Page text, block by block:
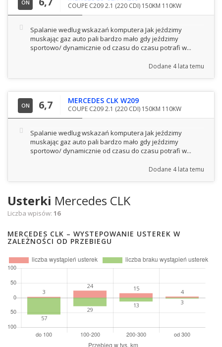
ON COUPE C209 2.1 (220 CDI) 150KM 110KW
Spalanie wedlug wskazań komputera Jak jeździmy
muskając gaz auto pali bardzo mało gdy jeździmy
sportowo/ dynamicznie od czasu do czasu potrafi w...
Dodane 4 lata temu
ON 6,7 MERCEDES CLK W209
COUPE C209 2.1 (220 CDI) 150KM 110KW
Spalanie wedlug wskazań komputera Jak jeździmy
muskając gaz auto pali bardzo mało gdy jeździmy
sportowo/ dynamicznie od czasu do czasu potrafi w...
Dodane 4 lata temu
Usterki Mercedes CLK
Liczba wpisów: 16
MERCEDES CLK – WYSTEPOWANIE USTEREK W
ZALEŻNOŚCI OD PRZEBIEGU